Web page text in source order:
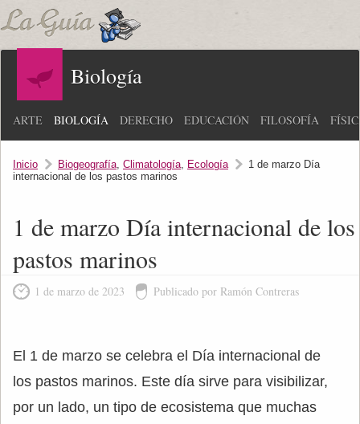
Biología
ARTE BIOLOGÍA DERECHO EDUCACIÓN FILOSOFÍA
Inicio Biogeografía, Climatología, Ecología
1 de marzo Día
internacional de los pastos marinos
1 de marzo Día internacional de los
pastos marinos
1 de marzo de 2023 Publicado por Ramón Contreras
El 1 de marzo se celebra el Día internacional de
los pastos marinos. Este día sirve para visibilizar,
por un lado, un tipo de ecosistema que muchas